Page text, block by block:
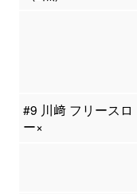
#9 川﨑 フリースロ
ー×